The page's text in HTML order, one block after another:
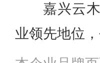
嘉兴云
业领先地位